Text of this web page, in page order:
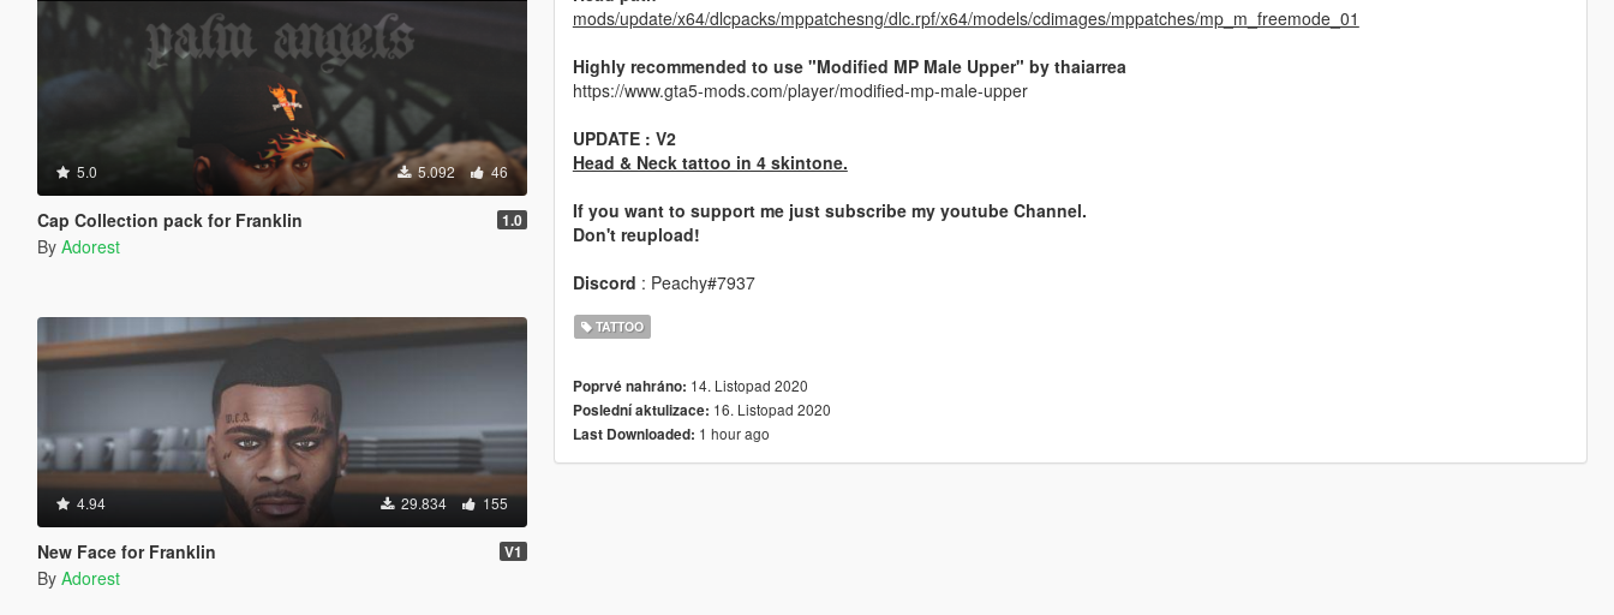
5.0 5.092 46
Cap Collection pack for Franklin 1.0
By Adorest
4.94 29.834 155
New Face for Franklin V1
By Adorest
mods/update/x64/dlcpacks/mppatchesng/dlc.rpf/x64/models/cdimages/mppatches/mp_m_freemode_01
Highly recommended to use "Modified MP Male Upper" by thaiarrea
https://www.gta5-mods.com/player/modified-mp-male-upper
UPDATE : V2
Head & Neck tattoo in 4 skintone.
If you want to support me just subscribe my youtube Channel.
Don't reupload!
Discord : Peachy#7937
TATTOO
Poprvé nahráno: 14. Listopad 2020
Poslední aktulizace: 16. Listopad 2020
Last Downloaded: 1 hour ago